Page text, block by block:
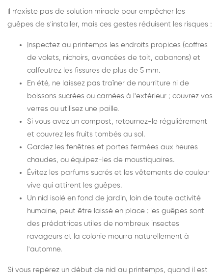
Il n'existe pas de solution miracle pour empêcher les
guêpes de s'installer, mais ces gestes réduisent les risques :
Inspectez au printemps les endroits propices (coffres
de volets, nichoirs, avancées de toit, cabanons) et
calfeutrez les fissures de plus de 5 mm.
En été, ne laissez pas traîner de nourriture ni de
boissons sucrées ou carnées à l'extérieur ; couvrez vos
verres ou utilisez une paille.
Si vous avez un compost, retournez-le régulièrement
et couvrez les fruits tombés au sol.
Gardez les fenêtres et portes fermées aux heures
chaudes, ou équipez-les de moustiquaires.
Évitez les parfums sucrés et les vêtements de couleur
vive qui attirent les guêpes.
Un nid isolé en fond de jardin, loin de toute activité
humaine, peut être laissé en place : les guêpes sont
des prédatrices utiles de nombreux insectes
ravageurs et la colonie mourra naturellement à
l'automne.
Si vous repérez un début de nid au printemps, quand il est